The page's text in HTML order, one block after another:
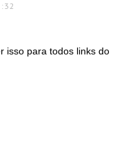
isso para todos links do